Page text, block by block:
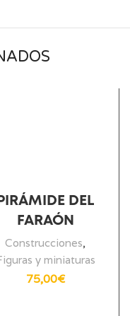
PIRÁMIDE DEL
FARAÓN
Construcciones,
y miniaturas
75,00€